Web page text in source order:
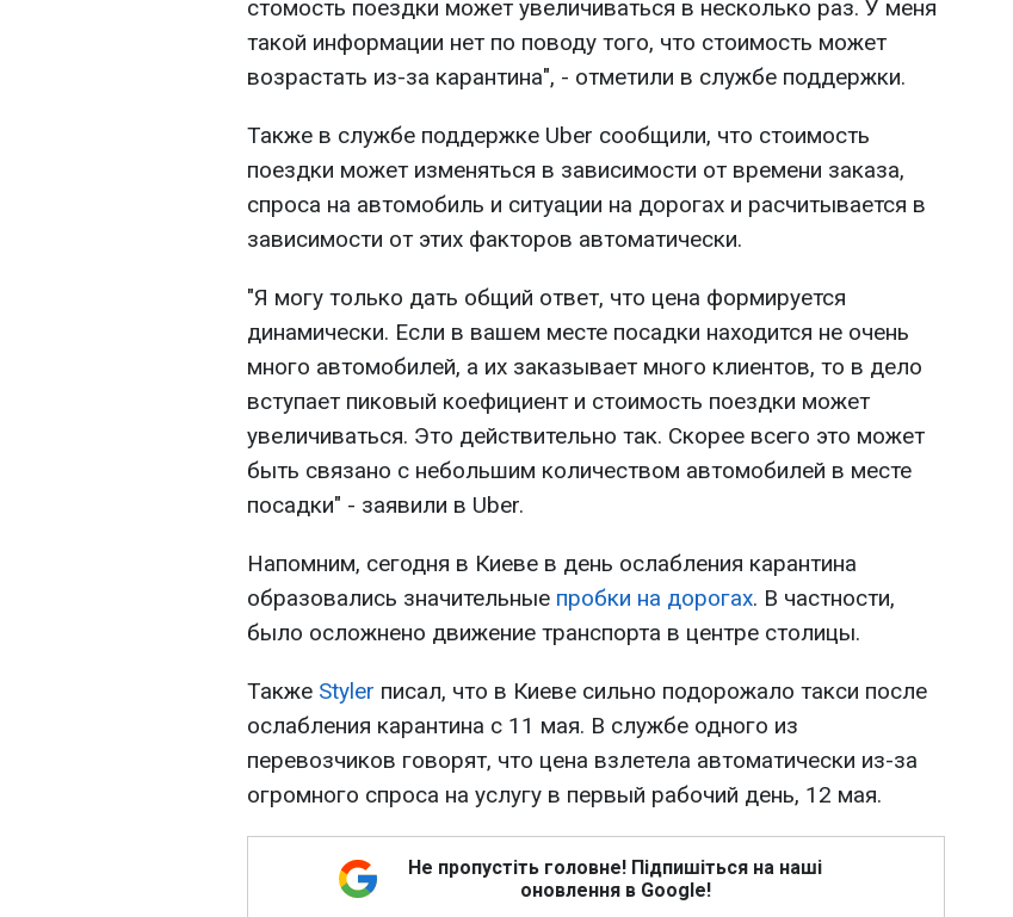
стомость поездки может увеличиваться в несколько раз. У меня
такой информации нет по поводу того, что стоимость может
возрастать из-за карантина", - отметили в службе поддержки.
Также в службе поддержке Uber сообщили, что стоимость
поездки может изменяться в зависимости от времени заказа,
спроса на автомобиль и ситуации на дорогах и расчитывается в
зависимости от этих факторов автоматически.
"Я могу только дать общий ответ, что цена формируется
динамически. Если в вашем месте посадки находится не очень
много автомобилей, а их заказывает много клиентов, то в дело
вступает пиковый коефициент и стоимость поездки может
увеличиваться. Это действительно так. Скорее всего это может
быть связано с небольшим количеством автомобилей в месте
посадки" - заявили в Uber.
Напомним, сегодня в Киеве в день ослабления карантина
образовались значительные пробки на дорогах. В частности,
было осложнено движение транспорта в центре столицы.
Также Styler писал, что в Киеве сильно подорожало такси после
ослабления карантина с 11 мая. В службе одного из
перевозчиков говорят, что цена взлетела автоматически из-за
огромного спроса на услугу в первый рабочий день, 12 мая.
Не пропустіть головне! Підпишіться на наші
оновлення в Google!